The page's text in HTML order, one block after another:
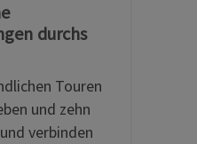
durchs
Touren
und zehn
verbinden